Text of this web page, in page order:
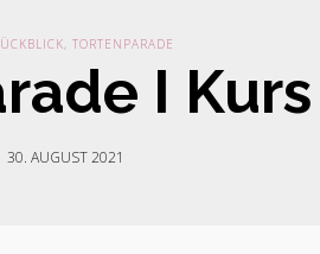
, TORTENPARADE
I
30. AUGUST 2021